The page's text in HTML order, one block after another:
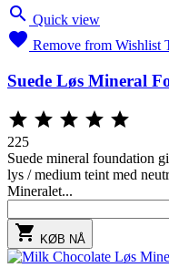
 Quick view
 Remove from Wishlist
Suede Løs Mineral
    
225
Suede mineral foundation
lys / medium teint med
Mineralet...
 KØB NÅ